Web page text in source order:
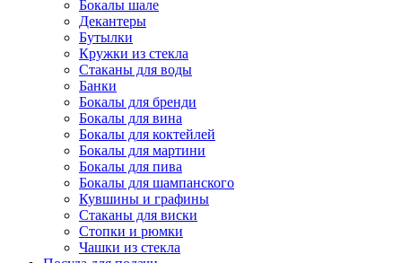
Бокалы шале
Декантеры
Бутылки
Кружки из стекла
Стаканы для воды
Банки
Бокалы для бренди
Бокалы для вина
Бокалы для коктейлей
Бокалы для мартини
Бокалы для пива
Бокалы для шампанского
Кувшины и графины
Стаканы для виски
Стопки и рюмки
Чашки из стекла